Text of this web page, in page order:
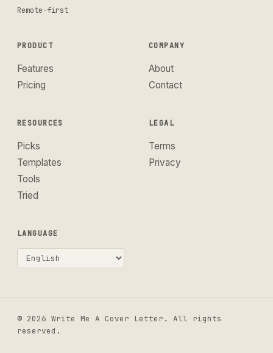
Remote-first
PRODUCT
Features
Pricing
COMPANY
About
Contact
RESOURCES
Picks
Templates
Tools
Tried
LEGAL
Terms
Privacy
LANGUAGE
© 2026 Write Me A Cover Letter. All rights
reserved.